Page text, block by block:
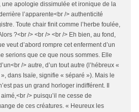
une apologie dissimulée et ironique de la
l’apparente<br /> authenticité
Toute chair finit comme l’herbe foulée,
?<br /> <br /> <br /> Eh bien, au fond,
veut d’abord rompre cet enferment d’un
serions que ce que nous sommes. Elle
/> autre, d’un tout autre (l’hébreux «
dans Isaïe, signifie « séparé »). Mais le
pas un grand horloger indifférent. Il
/> puisqu’il ne cesse de
de ces créatures. « Heureux les